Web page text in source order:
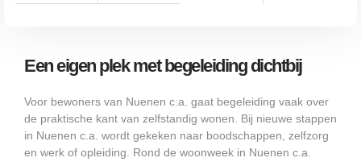
Een eigen plek met begeleiding dichtbij
Voor bewoners van Nuenen c.a. gaat begeleiding vaak over
de praktische kant van zelfstandig wonen. Bij nieuwe stappen
in Nuenen c.a. wordt gekeken naar boodschappen, zelfzorg
en werk of opleiding. Rond de woonweek in Nuenen c.a.